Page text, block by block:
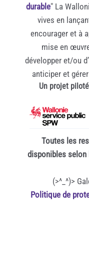
durable" La
vives en
encourager et à
mise en
développer et/ou
anticiper et
Un projet
Toutes les
disponibles selon
(>^_^)>
Politique de